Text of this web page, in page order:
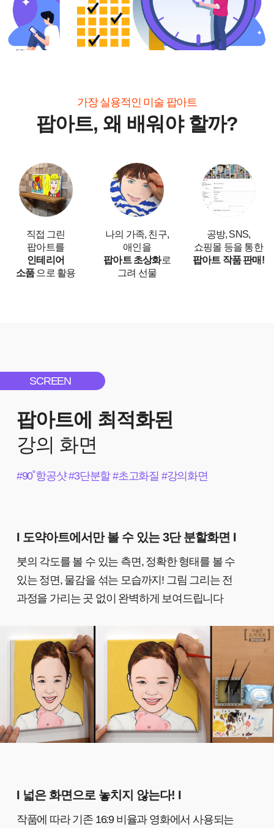
가장 실용적인 미술 팝아트
팝아트, 왜 배워야 할까?
직접 그린
팝아트를
인테리어
소품 으로 활용
나의 가족, 친구,
애인을
팝아트 초상화로
그려 선물
공방, SNS,
쇼핑몰 등을 통한
팝아트 작품 판매!
SCREEN
팝아트에 최적화된
강의 화면
#90˚항공샷 #3단분할 #초고화질 #강의화면
I 도약아트에서만 볼 수 있는 3단 분할화면 I
붓의 각도를 볼 수 있는 측면, 정확한 형태를 볼 수
있는 정면, 물감을 섞는 모습까지! 그림 그리는 전
과정을 가리는 곳 없이 완벽하게 보여드립니다
I 넓은 화면으로 놓치지 않는다! I
작품에 따라 기존 16:9 비율과 영화에서 사용되는